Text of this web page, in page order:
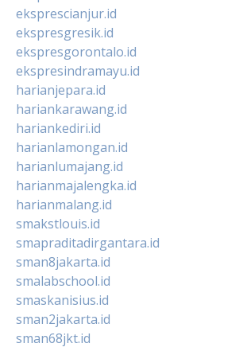
eksprescianjur.id
ekspresgresik.id
ekspresgorontalo.id
ekspresindramayu.id
harianjepara.id
hariankarawang.id
hariankediri.id
harianlamongan.id
harianlumajang.id
harianmajalengka.id
harianmalang.id
smakstlouis.id
smapraditadirgantara.id
sman8jakarta.id
smalabschool.id
smaskanisius.id
sman2jakarta.id
sman68jkt.id